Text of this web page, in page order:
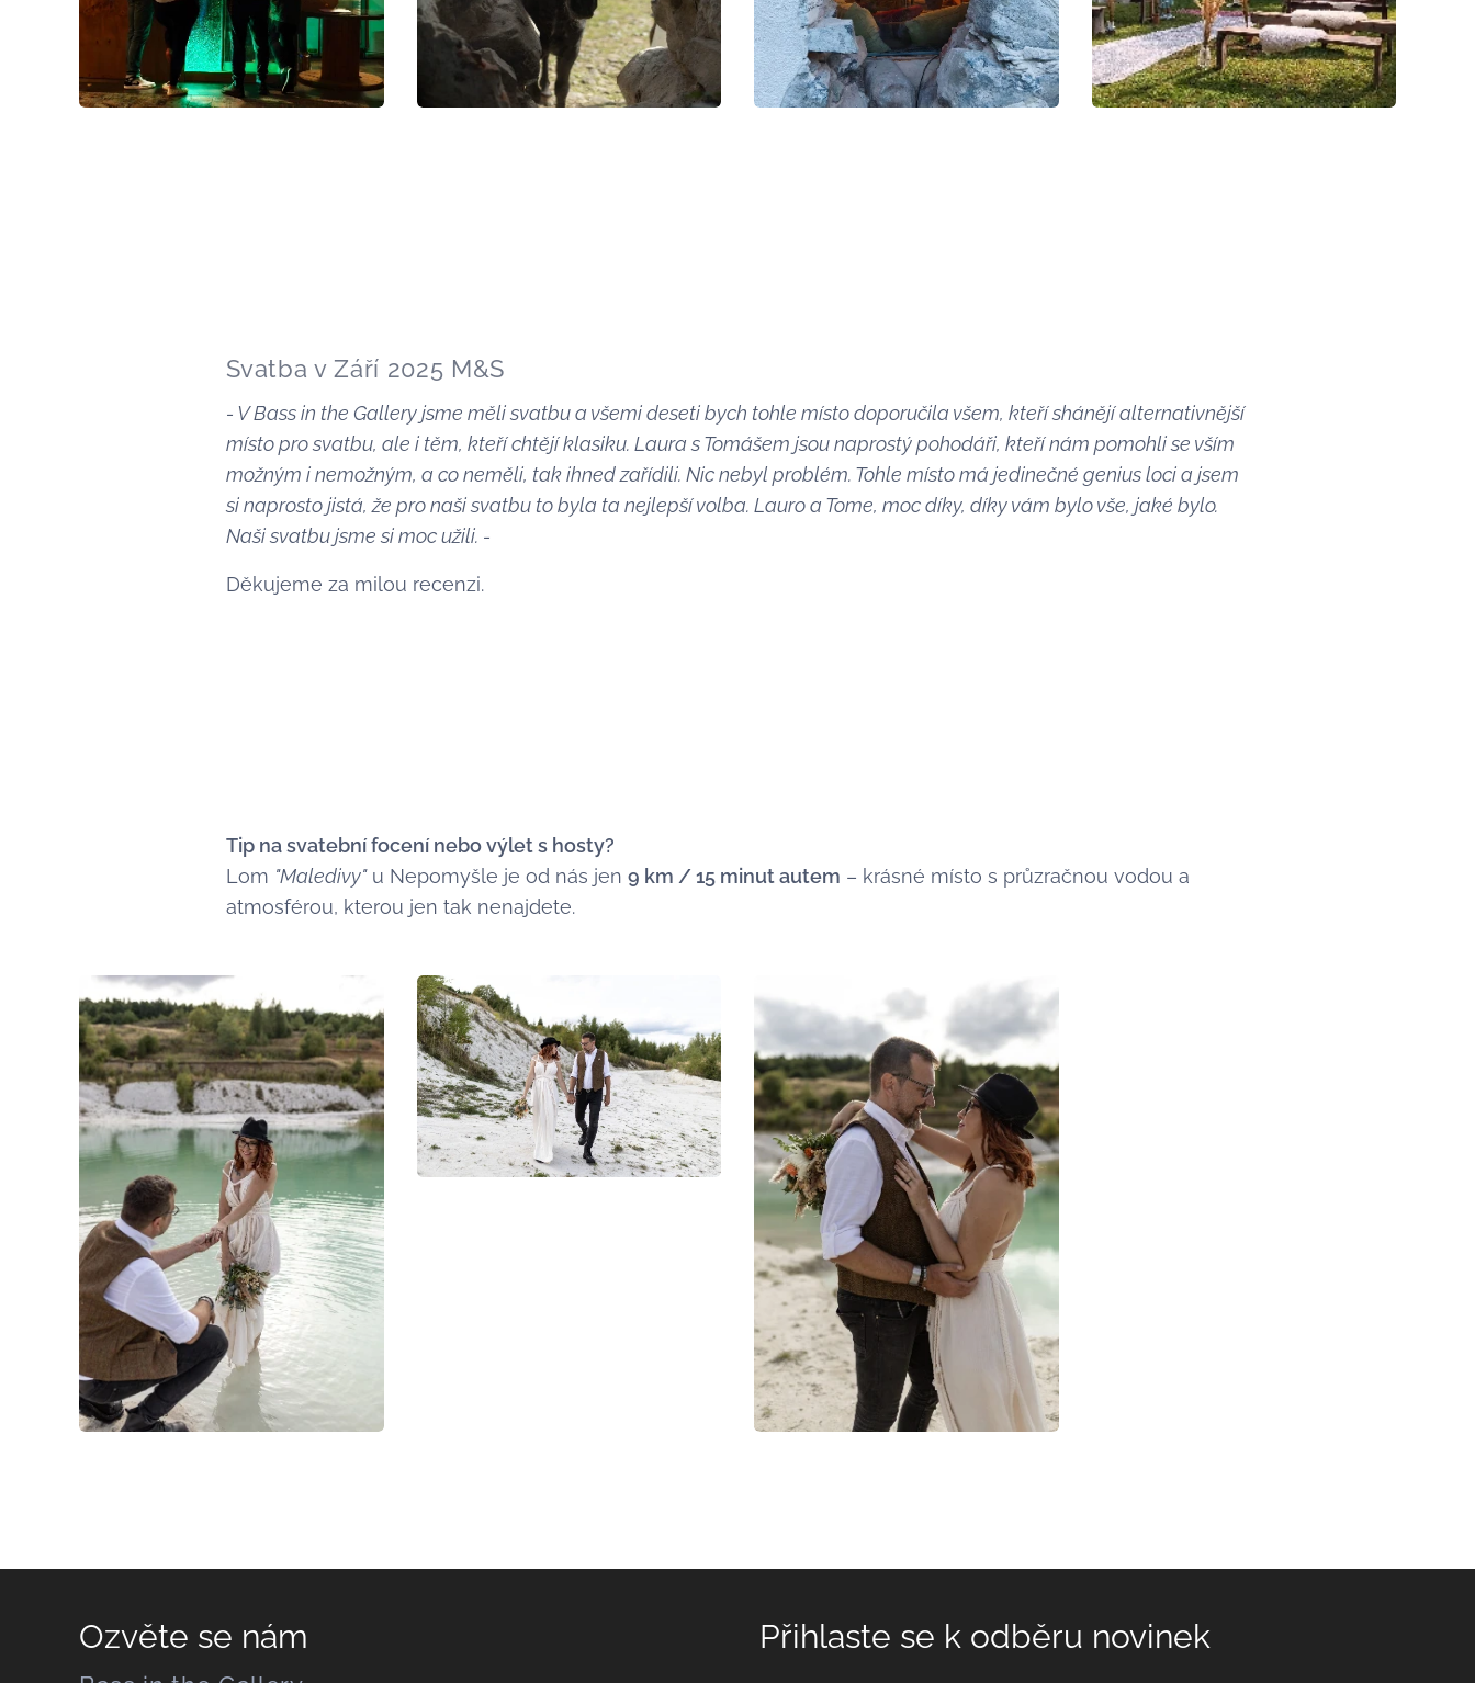
Svatba v Září 2025 M&S
- V Bass in the Gallery jsme měli svatbu a všemi deseti bych tohle místo doporučila všem, kteří shánějí alternativnější
místo pro svatbu, ale i těm, kteří chtějí klasiku. Laura s Tomášem jsou naprostý pohodáři, kteří nám pomohli se vším
možným i nemožným, a co neměli, tak ihned zařídili. Nic nebyl problém. Tohle místo má jedinečné genius loci a jsem
si naprosto jistá, že pro naši svatbu to byla ta nejlepší volba. Lauro a Tome, moc díky, díky vám bylo vše, jaké bylo.
Naši svatbu jsme si moc užili. -
Děkujeme za milou recenzi.
Tip na svatební focení nebo výlet s hosty?
Lom "Maledivy"u Nepomyšle je od nás jen 9 km / 15 minut autem – krásné místo s průzračnou vodou a
atmosférou, kterou jen tak nenajdete.
Ozvěte se nám Přihlaste se k odběru novinek